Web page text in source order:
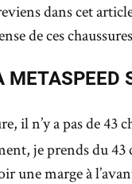
dans cet
de ces
il n’y a pas de 43
je prends du 43
une marge à